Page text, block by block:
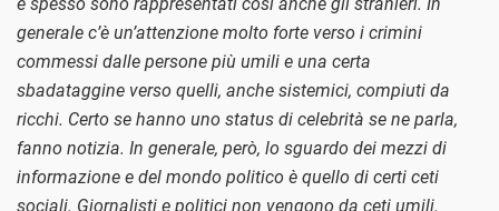
generale c’è un’attenzione molto forte verso i crimini
commessi dalle persone più umili e una certa
sbadataggine verso quelli, anche sistemici, compiuti da
ricchi. Certo se hanno uno status di celebrità se ne parla,
fanno notizia. In generale, però, lo sguardo dei mezzi di
informazione e del mondo politico è quello di certi ceti
sociali. Giornalisti e politici non vengono da ceti umili.